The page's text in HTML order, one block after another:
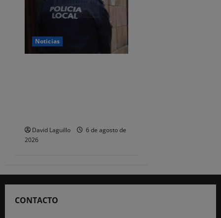
Noticias
David Laguillo
6 de agosto de
2026
CONTACTO